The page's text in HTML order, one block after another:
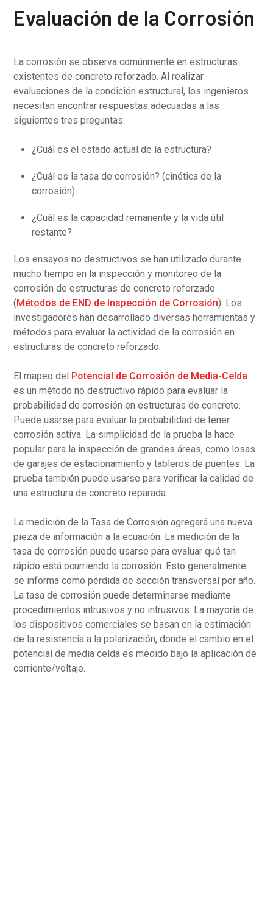
Evaluación de la Corrosión
La corrosión se observa comúnmente en estructuras
existentes de concreto reforzado. Al realizar
evaluaciones de la condición estructural, los ingenieros
necesitan encontrar respuestas adecuadas a las
siguientes tres preguntas:
¿Cuál es el estado actual de la estructura?
¿Cuál es la tasa de corrosión? (cinética de la
corrosión)
¿Cuál es la capacidad remanente y la vida útil
restante?
Los ensayos no destructivos se han utilizado durante
mucho tiempo en la inspección y monitoreo de la
corrosión de estructuras de concreto reforzado
( Métodos de END de Inspección de Corrosión). Los
investigadores han desarrollado diversas herramientas y
métodos para evaluar la actividad de la corrosión en
estructuras de concreto reforzado.
El mapeo del
Potencial de Corrosión de Media-Celda
es un método no destructivo rápido para evaluar la
probabilidad de corrosión en estructuras de concreto.
Puede usarse para evaluar la probabilidad de tener
corrosión activa. La simplicidad de la prueba la hace
popular para la inspección de grandes áreas, como losas
de garajes de estacionamiento y tableros de puentes. La
prueba también puede usarse para verificar la calidad de
una estructura de concreto reparada.
La medición de la Tasa de Corrosión agregará una nueva
pieza de información a la ecuación. La medición de la
tasa de corrosión puede usarse para evaluar qué tan
rápido está ocurriendo la corrosión. Esto generalmente
se informa como pérdida de sección transversal por año.
La tasa de corrosión puede determinarse mediante
procedimientos intrusivos y no intrusivos. La mayoría de
los dispositivos comerciales se basan en la estimación
de la resistencia a la polarización, donde el cambio en el
potencial de media celda es medido bajo la aplicación de
corriente/voltaje.